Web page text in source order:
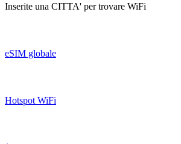
Inserite una CITTA' per trovare WiFi
eSIM globale
Hotspot WiFi